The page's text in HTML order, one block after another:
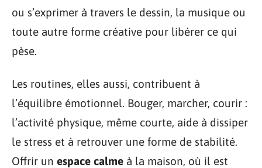
ou s’exprimer à travers le dessin, la musique ou
toute autre forme créative pour libérer ce qui
pèse.
Les routines, elles aussi, contribuent à
l’équilibre émotionnel. Bouger, marcher, courir :
l’activité physique, même courte, aide à dissiper
le stress et à retrouver une forme de stabilité.
Offrir un espace calme à la maison, où il est